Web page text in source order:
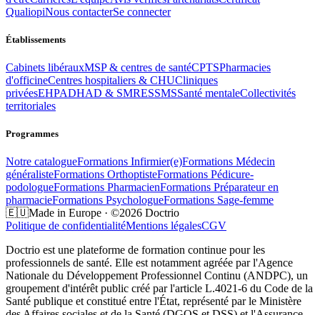
QualiopiNous contacterSe connecter
Établissements
Cabinets libérauxMSP & centres de santéCPTSPharmacies
d'officineCentres hospitaliers & CHUCliniques
privéesEHPADHAD & SMRESSMSSanté mentaleCollectivités
territoriales
Programmes
Notre catalogueFormations Infirmier(e)Formations Médecin
généralisteFormations OrthoptisteFormations Pédicure-
podologueFormations PharmacienFormations Préparateur en
pharmacieFormations PsychologueFormations Sage-femme
🇪🇺Made in Europe · ©2026 Doctrio
Politique de confidentialitéMentions légalesCGV
Doctrio est une plateforme de formation continue pour les
professionnels de santé. Elle est notamment agréée par l'Agence
Nationale du Développement Professionnel Continu (ANDPC), un
groupement d'intérêt public créé par l'article L.4021-6 du Code de la
Santé publique et constitué entre l'État, représenté par le Ministère